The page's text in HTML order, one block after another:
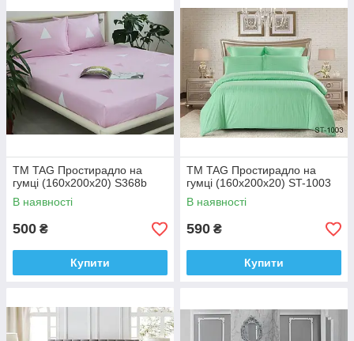
ТМ TAG Простирадло на
гумці (160х200х20) S368b
В наявності
500 ₴
Купити
ТМ TAG Простирадло на
гумці (160х200х20) ST-1003
В наявності
590 ₴
Купити